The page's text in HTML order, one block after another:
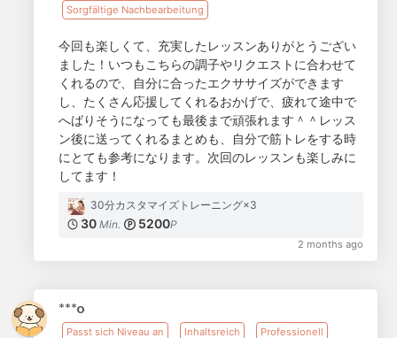
Sorgfältige Nachbearbeitung
今回も楽しくて、充実したレッスンありがとうござい
ました！いつもこちらの調子やリクエストに合わせて
くれるので、自分に合ったエクササイズができます
し、たくさん応援してくれるおかげで、疲れて途中で
へばりそうになっても最後まで頑張れます＾＾レッス
ン後に送ってくれるまとめも、自分で筋トレをする時
にとても参考になります。次回のレッスンも楽しみに
してます！
30分カスタマイズトレーニング×3
30 Min. 5200P
2 months ago
***o
Passt sich Niveau an Inhaltsreich Professionell